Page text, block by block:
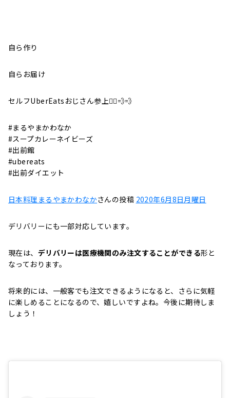
自ら作り
自らお届け
セルフUberEatsおじさん参上🚴‍♂️💨💨
#まるやまかわなか
#スープカレーネイビーズ
#出前館
#ubereats
#出前ダイエット
日本料理まるやまかわなかさんの投稿 2020年6月8日月曜日
デリバリーにも一部対応しています。
現在は、 デリバリーは医療機関のみ注文することができる形と
なっております。
将来的には、一般客でも注文できるようになると、さらに気軽
に楽しめることになるので、嬉しいですよね。今後に期待しま
しょう！